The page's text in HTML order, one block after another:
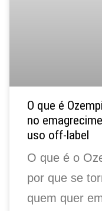
O que é
no
uso off-label
O que é o
por que se
quem quer